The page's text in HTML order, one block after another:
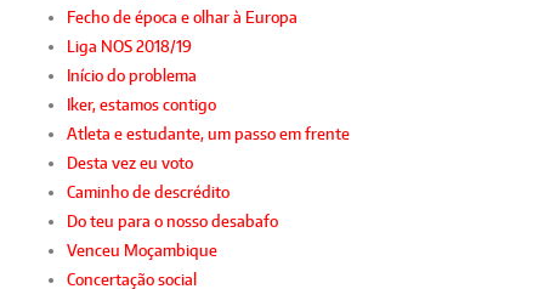
Fecho de época e olhar à Europa
Liga NOS 2018/19
Início do problema
Iker, estamos contigo
Atleta e estudante, um passo em frente
Desta vez eu voto
Caminho de descrédito
Do teu para o nosso desabafo
Venceu Moçambique
Concertação social